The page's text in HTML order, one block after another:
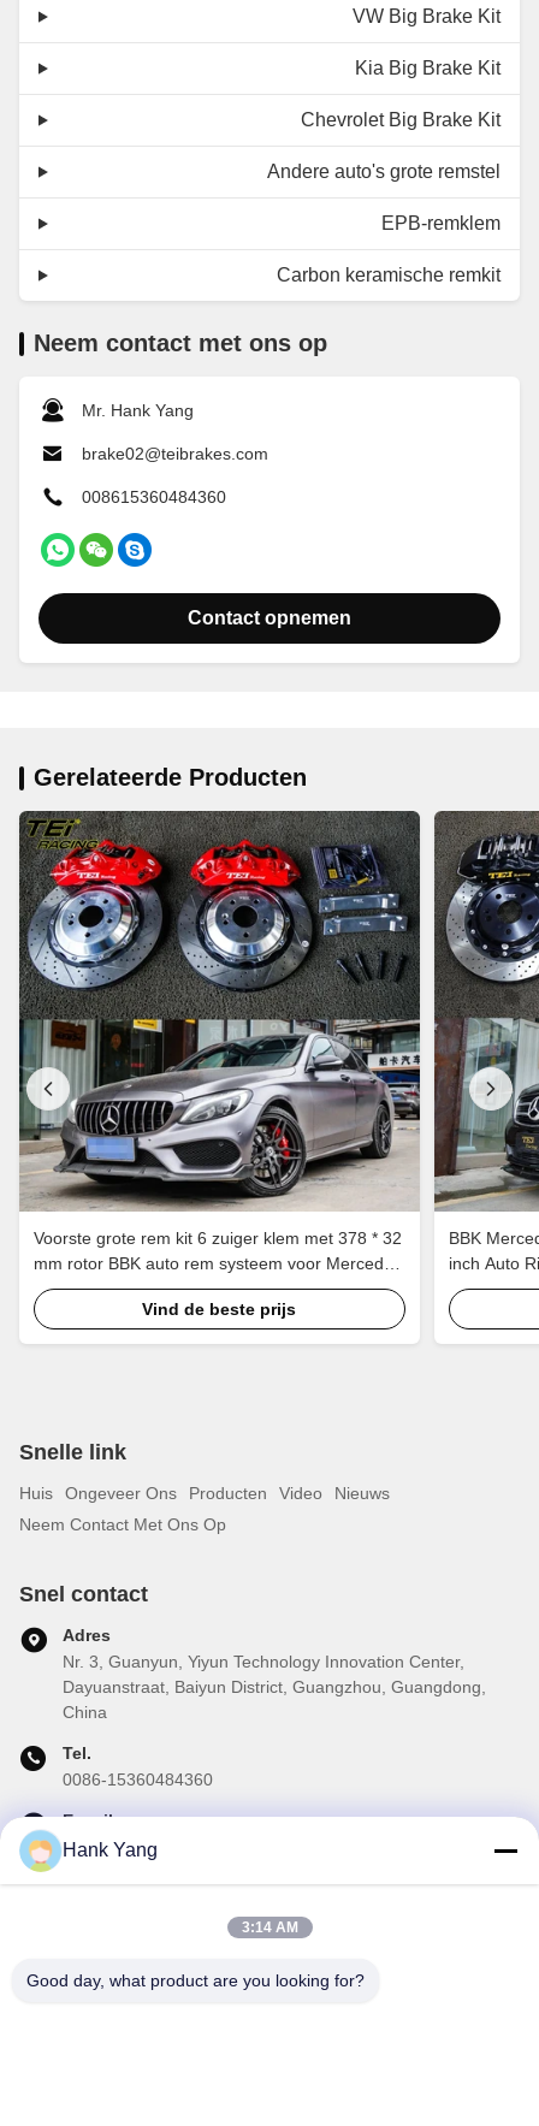
VW Big Brake Kit
Kia Big Brake Kit
Chevrolet Big Brake Kit
Andere auto's grote remstel
EPB-remklem
Carbon keramische remkit
Neem contact met ons op
Mr. Hank Yang
brake02@teibrakes.com
008615360484360
Contact opnemen
Gerelateerde Producten
Voorste grote rem kit 6 zuiger klem met 378 * 32
mm rotor BBK auto rem systeem voor Mercedes
Benz C200 19 inch auto velg
Vind de beste prijs
BBK
inch Auto
Brake Kit
Snelle link
Huis Ongeveer Ons Producten Video
Nieuws
Neem Contact Met Ons Op
Snel contact
Adres
Nr. 3, Guanyun, Yiyun Technology Innovation Center,
Dayuanstraat, Baiyun District, Guangzhou, Guangdong,
China
Tel.
0086-15360484360
E-mail
brake02@teibrakes.com
Abonneer u op onze nieuwsbrief voor kortingen en meer.
Hank Yang
3:14 AM
Good day, what product are you looking for?